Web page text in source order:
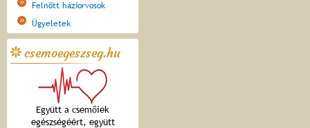
Felnőtt háziorvosok
Ügyeletek
csemoegeszseg.hu
Együtt a csemőiek
egészségéért, együtt